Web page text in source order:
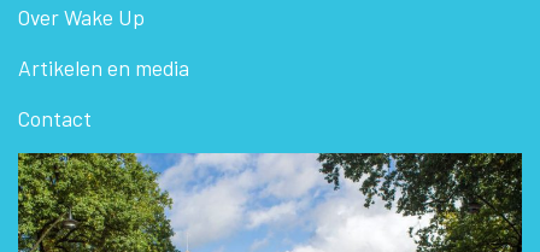
Over Wake Up
Artikelen en media
Contact